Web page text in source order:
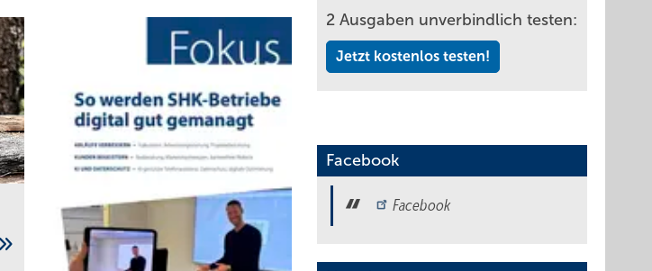
2 Ausgaben unverbindlich testen:
Jetzt kostenlos testen!
Facebook
Facebook